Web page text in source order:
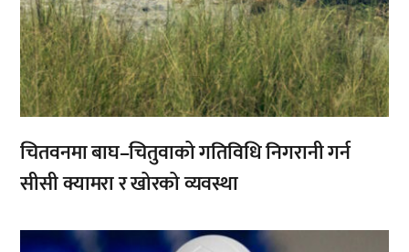
चितवनमा बाघ–चितुवाको गतिविधि निगरानी गर्न
सीसी क्यामरा र खोरको व्यवस्था
,